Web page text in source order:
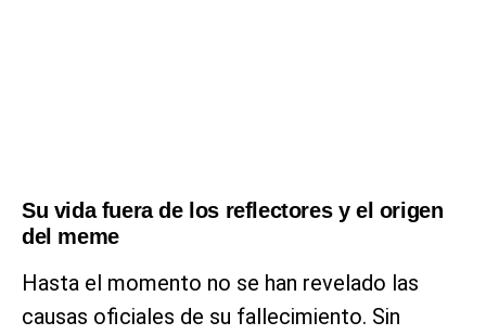
Su vida fuera de los reflectores y el origen
del meme
Hasta el momento no se han revelado las
causas oficiales de su fallecimiento. Sin